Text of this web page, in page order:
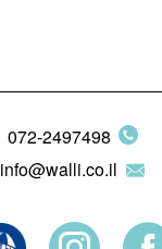
072-2497498
info@walli.co.il